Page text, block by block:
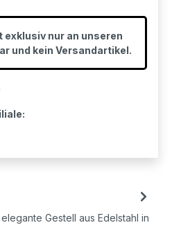
exklusiv nur an unseren
und kein Versandartikel.
Gestell aus Edelstahl in